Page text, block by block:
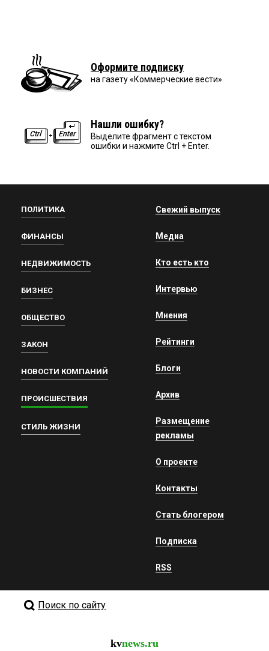
Оформите подписку
на газету «Коммерческие вести»
Нашли ошибку?
Выделите фрагмент с текстом
ошибки и нажмите Ctrl + Enter.
ПОЛИТИКА
ФИНАНСЫ
НЕДВИЖИМОСТЬ
БИЗНЕС
ОБЩЕСТВО
ЗАКОН
НОВОСТИ КОМПАНИЙ
ПРОИСШЕСТВИЯ
СТИЛЬ ЖИЗНИ
Свежий выпуск
Медиа
Кто есть кто
Интервью
Мнения
Рейтинги
Блоги
Архив
Размещение
рекламы
О проекте
Контакты
Стать блогером
Подписка
RSS
Поиск по сайту
kvnews.ru